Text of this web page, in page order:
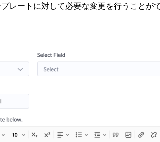
レートに対して必要な変更を行うことが